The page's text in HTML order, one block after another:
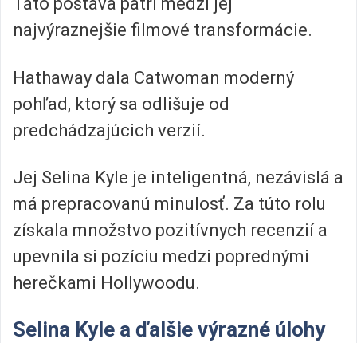
najvýraznejšie filmové transformácie.
Hathaway dala Catwoman moderný
pohľad, ktorý sa odlišuje od
predchádzajúcich verzií.
Jej Selina Kyle je inteligentná, nezávislá a
má prepracovanú minulosť. Za túto rolu
získala množstvo pozitívnych recenzií a
upevnila si pozíciu medzi poprednými
herečkami Hollywoodu.
Selina Kyle a ďalšie výrazné úlohy